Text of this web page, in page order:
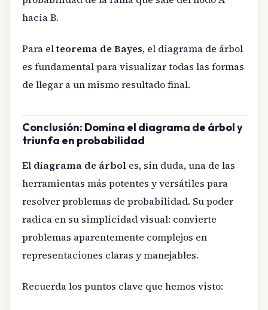
hacia B.
Para elteorema de Bayes, el diagrama de árbol
es fundamental para visualizar todas las formas
de llegar a un mismo resultado final.
Conclusión: Domina el diagrama de árbol y
triunfa en probabilidad
El diagrama de árbol es, sin duda, una de las
herramientas más potentes y versátiles para
resolver problemas de probabilidad. Su poder
radica en su simplicidad visual: convierte
problemas aparentemente complejos en
representaciones claras y manejables.
Recuerda los puntos clave que hemos visto: